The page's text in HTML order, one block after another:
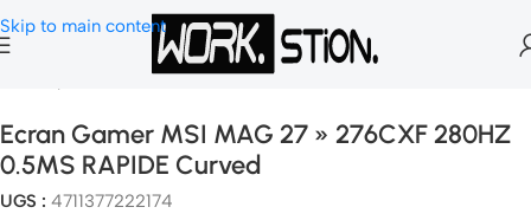
Skip to main content
Ecran Gamer & Moniteur
Ecran Gamer MSI MAG 27 » 276CXF 280HZ
0.5MS RAPIDE Curved
UGS : 4711377222174